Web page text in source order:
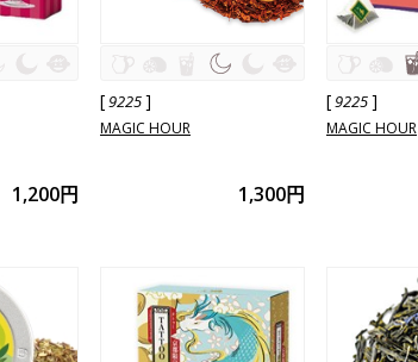
1,200円
[9225]
MAGIC HOUR
1,300円
[9225]
MAGIC HOUR